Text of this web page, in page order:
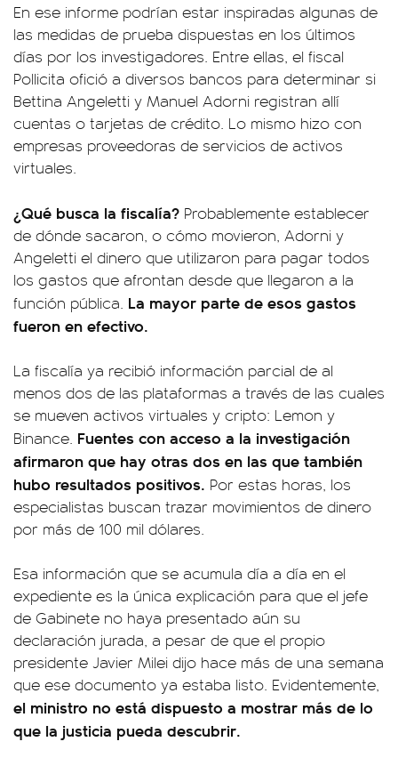
En ese informe podrían estar inspiradas algunas de
las medidas de prueba dispuestas en los últimos
días por los investigadores. Entre ellas, el fiscal
Pollicita ofició a diversos bancos para determinar si
Bettina Angeletti y Manuel Adorni registran allí
cuentas o tarjetas de crédito. Lo mismo hizo con
empresas proveedoras de servicios de activos
virtuales.
¿Qué busca la fiscalía? Probablemente establecer
de dónde sacaron, o cómo movieron, Adorni y
Angeletti el dinero que utilizaron para pagar todos
los gastos que afrontan desde que llegaron a la
función pública. La mayor parte de esos gastos
fueron en efectivo.
La fiscalía ya recibió información parcial de al
menos dos de las plataformas a través de las cuales
se mueven activos virtuales y cripto: Lemon y
Binance. Fuentes con acceso a la investigación
afirmaron que hay otras dos en las que también
hubo resultados positivos. Por estas horas, los
especialistas buscan trazar movimientos de dinero
por más de 100 mil dólares.
Esa información que se acumula día a día en el
expediente es la única explicación para que el jefe
de Gabinete no haya presentado aún su
declaración jurada, a pesar de que el propio
presidente Javier Milei dijo hace más de una semana
que ese documento ya estaba listo. Evidentemente,
el ministro no está dispuesto a mostrar más de lo
que la justicia pueda descubrir.